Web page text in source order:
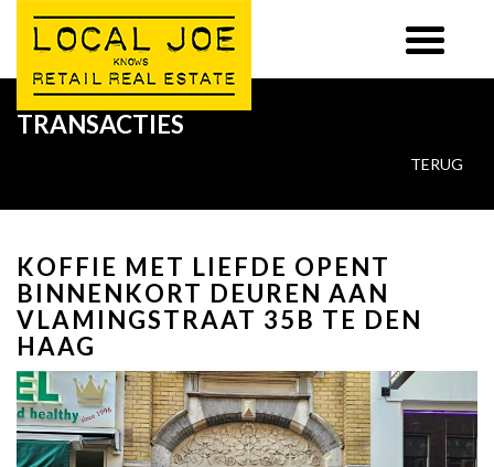
TRANSACTIES
TERUG
KOFFIE MET LIEFDE OPENT
BINNENKORT DEUREN AAN
VLAMINGSTRAAT 35B TE DEN
HAAG